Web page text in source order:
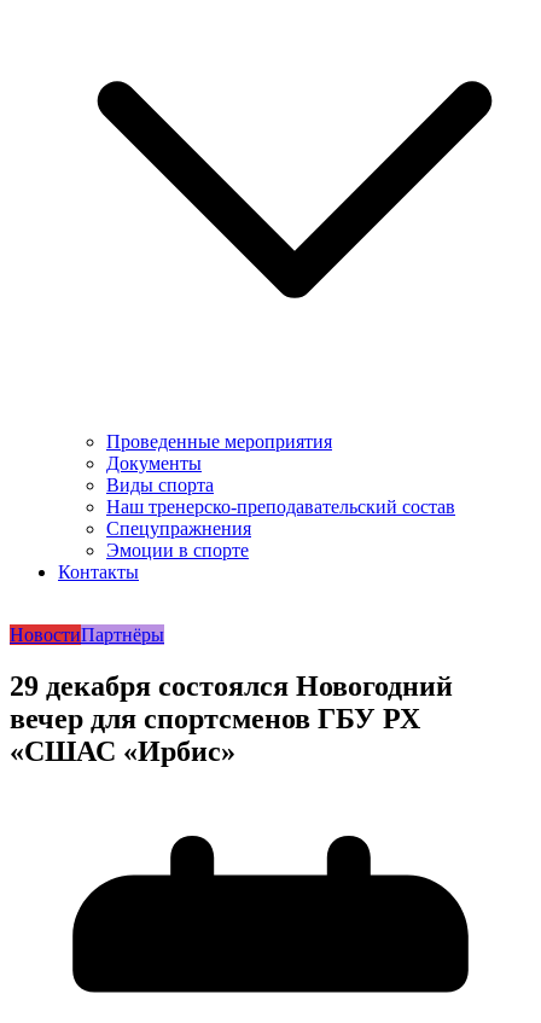
Проведенные мероприятия
Документы
Виды спорта
Наш тренерско-преподавательский состав
Спецупражнения
Эмоции в спорте
Контакты
НовостиПартнёры
29 декабря состоялся Новогодний
вечер для спортсменов ГБУ РХ
«СШАС «Ирбис»